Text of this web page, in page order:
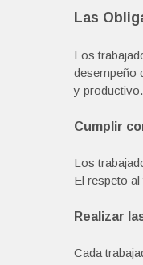
Las
Los
desempeño
y
Cumplir
Los
El respeto
Realizar
Cada